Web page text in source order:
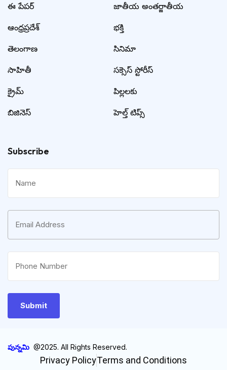
ఈ పేపర్
ఆంధ్రప్రదేశ్
తెలంగాణ
సాహితీ
క్రైమ్
బిజినెస్
జాతీయ అంతర్జాతీయ
భక్తి
సినిమా
సక్సెస్ స్టోరీస్
పిల్లలకు
హెల్త్ టిప్స్
Subscribe
పున్నమి @2025. All Rights Reserved.
Privacy PolicyTerms and Conditions